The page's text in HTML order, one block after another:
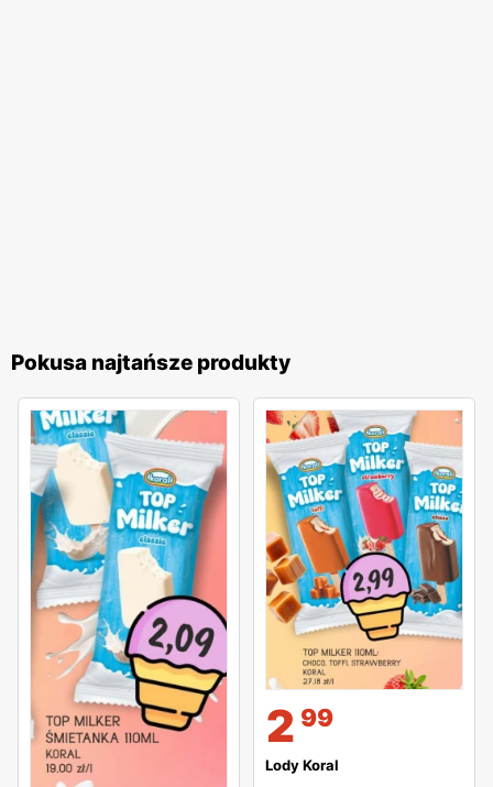
Pokusa najtańsze produkty
2 99
Lody Koral